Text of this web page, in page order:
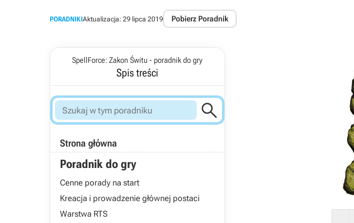
PORADNIKIAktualizacja: 29 lipca 2019 Pobierz Poradnik
SpellForce: Zakon Świtu - poradnik do gry
Spis treści

Strona główna
Poradnik do gry
Cenne porady na start
Kreacja i prowadzenie głównej postaci
Warstwa RTS